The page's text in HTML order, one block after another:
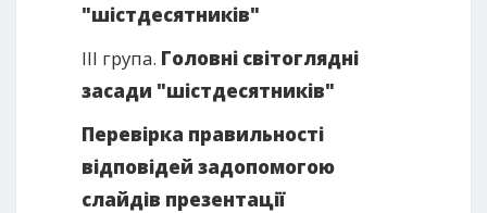
"шістдесятників"
ІІІ група. Головні світоглядні
засади "шістдесятників"
Перевірка правильності
відповідей задопомогою
слайдів презентації